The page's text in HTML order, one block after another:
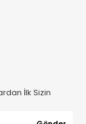
İlk Sizin